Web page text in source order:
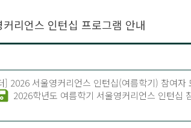
리언스 인턴십 프로그램 안내
] 2026 서울영커리언스 인턴십(여름학기) 참여자
2026학년도 여름학기 서울영커리언스 인턴십